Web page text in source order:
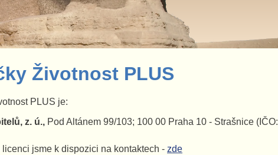
Životnost PLUS
PLUS je:
z. ú., Pod Altánem 99/103; 100 00 Praha 10 - Strašnice (IČO:
jsme k dispozici na kontaktech - zde